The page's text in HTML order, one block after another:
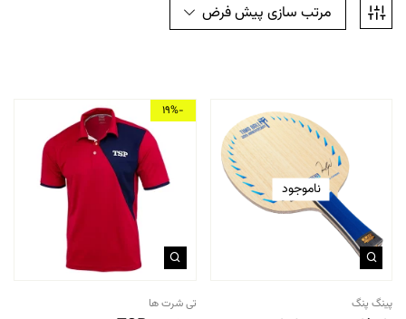
مرتب سازی پیش فرض
ناموجود
پینگ پنگ
-19%
تی شرت ها